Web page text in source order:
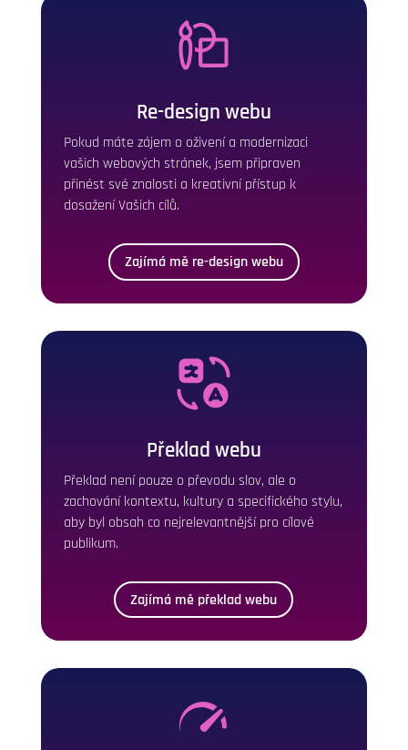
Re-design webu
Pokud máte zájem o oživení a modernizaci
vašich webových stránek, jsem připraven
přinést své znalosti a kreativní přístup k
dosažení Vašich cílů.
Zajímá mě re-design webu
Překlad webu
Překlad není pouze o převodu slov, ale o
zachování kontextu, kultury a specifického stylu,
aby byl obsah co nejrelevantnější pro cílové
publikum.
Zajímá mě překlad webu